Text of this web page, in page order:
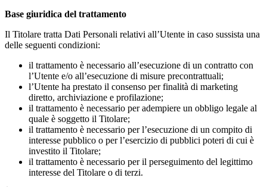
Base giuridica del trattamento
Il Titolare tratta Dati Personali relativi all’Utente in caso sussista una
delle seguenti condizioni:
il trattamento è necessario all’esecuzione di un contratto con
l’Utente e/o all’esecuzione di misure precontrattuali;
l’Utente ha prestato il consenso per finalità di marketing
diretto, archiviazione e profilazione;
il trattamento è necessario per adempiere un obbligo legale al
quale è soggetto il Titolare;
il trattamento è necessario per l’esecuzione di un compito di
interesse pubblico o per l’esercizio di pubblici poteri di cui è
investito il Titolare;
il trattamento è necessario per il perseguimento del legittimo
interesse del Titolare o di terzi.